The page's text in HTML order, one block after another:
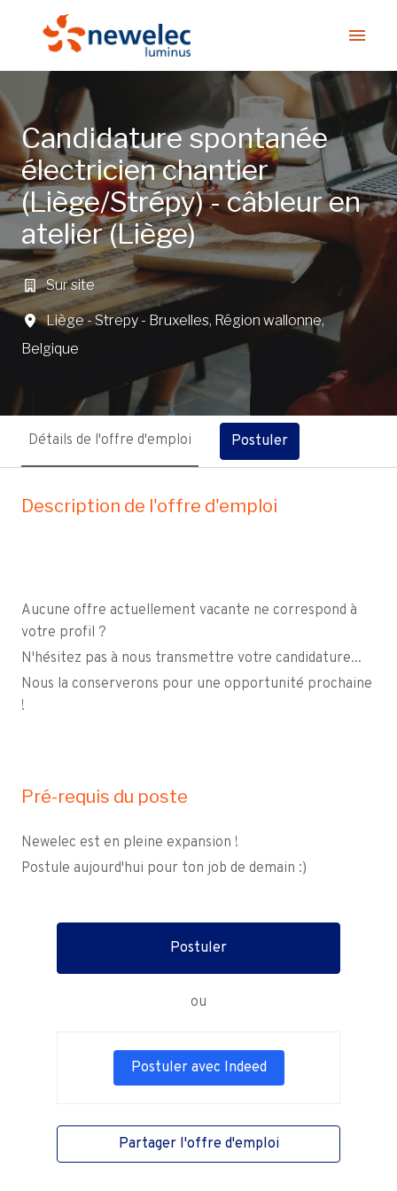
contenu
Page d'accueil
Candidature spontanée
électricien chantier
(Liège/Strépy) - câbleur en
atelier (Liège)
Sur site
Liège - Strepy - Bruxelles, Région wallonne,
Belgique
Détails de l'offre d'emploi Postuler
Description de l'offre d'emploi
Aucune offre actuellement vacante ne correspond à
votre profil ?
N'hésitez pas à nous transmettre votre candidature...
Nous la conserverons pour une opportunité prochaine
!
Pré-requis du poste
Newelec est en pleine expansion !
Postule aujourd'hui pour ton job de demain :)
Postuler
ou
Postuler avec Indeed
Partager l'offre d'emploi